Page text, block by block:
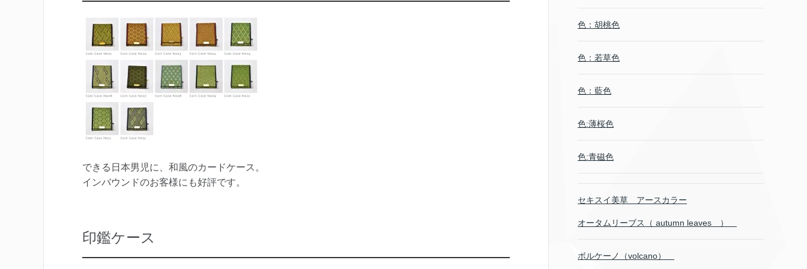
できる日本男児に、和風のカードケース。
インバウンドのお客様にも好評です。
印鑑ケース
色：胡桃色
色：若草色
色：藍色
色:薄桜色
色:青磁色
セキスイ美草 アースカラー
オータムリーブス（ autumn leaves ）
ボルケーノ（volcano）